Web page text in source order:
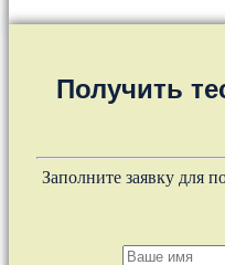
Получить
Заполните заявку для